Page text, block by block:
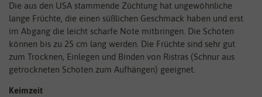
Die aus den USA stammende Züchtung hat ungewöhnliche
lange Früchte, die einen süßlichen Geschmack haben und erst
im Abgang die leicht scharfe Note mitbringen. Die Schoten
können bis zu 25 cm lang werden. Die Früchte sind sehr gut
zum Trocknen, Einlegen und Binden von Ristras (Schnur aus
getrockneten Schoten zum Aufhängen) geeignet.
Keimzeit